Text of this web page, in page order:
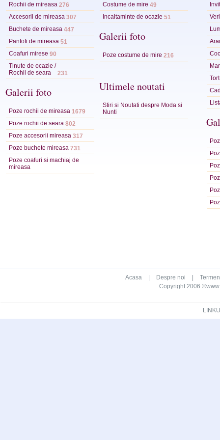
Rochii de mireasa 276
Accesorii de mireasa 307
Buchete de mireasa 447
Pantofi de mireasa 51
Coafuri mirese 90
Tinute de ocazie /
Rochii de seara
231
Galerii foto
Poze rochii de mireasa 1679
Poze rochii de seara 802
Poze accesorii mireasa 317
Poze buchete mireasa 731
Poze coafuri si machiaj de
mireasa
Costume de mire 49
Incaltaminte de ocazie 51
Galerii foto
Poze costume de mire 216
Ultimele noutati
Stiri si Noutati despre Moda si
Nunti
Acasa Despre noi
Copyright 2006